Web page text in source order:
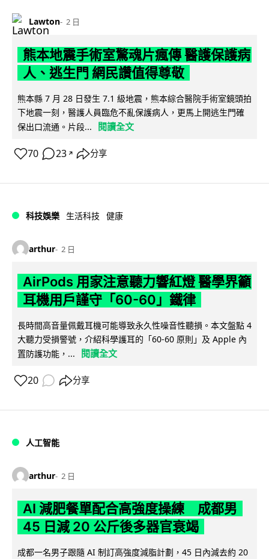
Lawton 2 日
熊本地震手術室驚魂片瘋傳 醫護保護病
人、逃生門 網民讚值得尊敬
熊本縣 7 月 28 日發生 7.1 級地震，熊本綜合醫院手術室鏡頭拍
下地震一刻，醫護人員臨危不亂保護病人，更馬上開逃生門確
保出口流通。片段...
閱讀全文
70 23 ↗ 分享
科技娛樂 生活科技 健康
arthur 2 日
AirPods 用家注意聽力響紅燈 醫學界籲
耳機用戶謹守「60-60」鐵律
長時間高音量佩戴耳機可能導致永久性噪音性聽損。本文盤點 4
大聽力受損警號，介紹科學護耳的「60-60 原則」及 Apple 內
置防護功能，...
閱讀全文
20 分享
人工智能
arthur 2 日
AI 減肥餐單配合高強度操練 成都男
45 日減 20 公斤後多器官衰竭
成都一名男子跟隨 AI 制訂高強度減脂計劃，45 日內減去約 20